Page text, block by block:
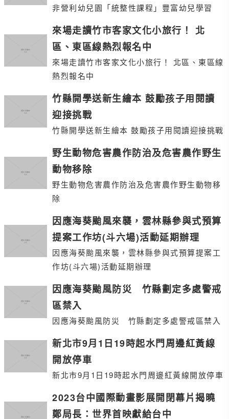
非營利幼兒園「統整性課程」豐富幼兒學習
來場走讀竹市客家文化小旅行！ 北
區、東區線熱烈報名中
來場走讀竹市客家文化小旅行！ 北區、東區線
熱烈報名中
竹縣開學送新生繪本 鼓勵孩子用閱讀
迎接挑戰
竹縣開學送新生繪本 鼓勵孩子用閱讀迎接挑戰
野生動物危害農作防治及危害農作野生
動物移除
野生動物危害農作防治及危害農作野生動物移
除
因應海葵颱風來襲，雲林縣參與式預算
提案工作坊(斗六場)活動延期辦理
因應海葵颱風來襲，雲林縣參與式預算提案工
作坊(斗六場)活動延期辦理
因應海葵颱風防災 竹縣劃定多處警戒
區禁入
因應海葵颱風防災 竹縣劃定多處警戒區禁入
新北市9月1日19時起水門周邊紅黃線
開放停車
新北市9月1日19時起水門周邊紅黃線開放停車
2023台中國際動畫影展開閉幕片揭曉
鄭局長：世界首映獻給台中